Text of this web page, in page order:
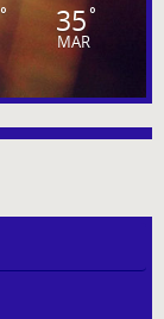
° 35°
MAR